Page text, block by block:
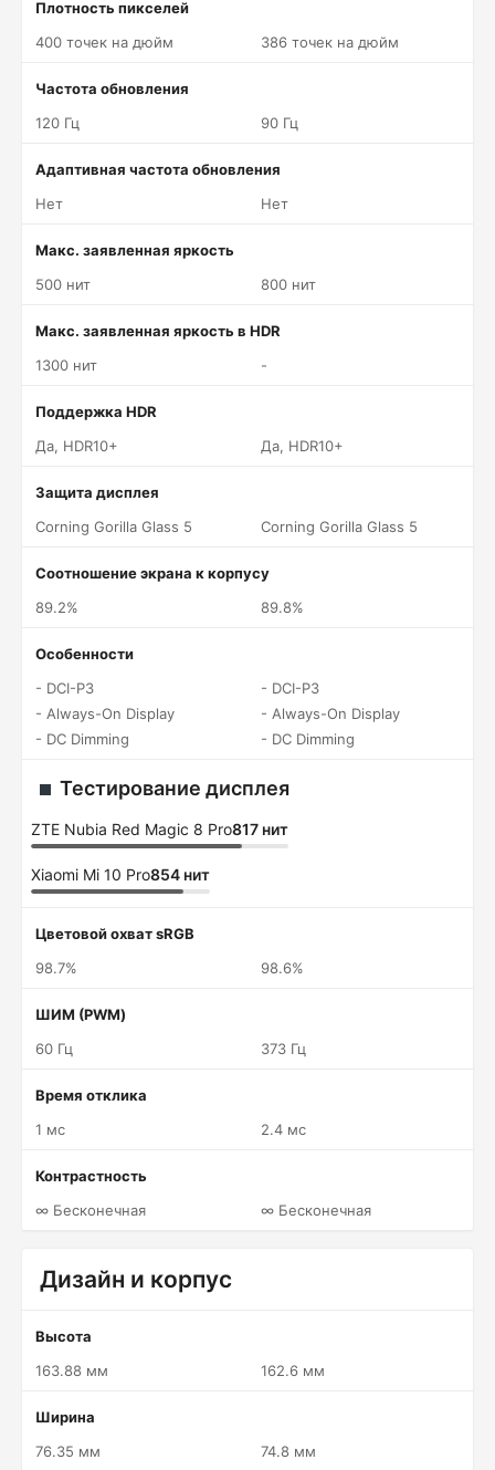
Плотность пикселей
400 точек на дюйм
386 точек на дюйм
Частота обновления
120 Гц
90 Гц
Адаптивная частота обновления
Нет
Нет
Макс. заявленная яркость
500 нит
800 нит
Макс. заявленная яркость в HDR
1300 нит
-
Поддержка HDR
Да, HDR10+
Да, HDR10+
Защита дисплея
Corning Gorilla Glass 5
Corning Gorilla Glass 5
Соотношение экрана к корпусу
89.2%
89.8%
Особенности
- DCI-P3
- Always-On Display
- DC Dimming
- DCI-P3
- Always-On Display
- DC Dimming
Тестирование дисплея
ZTE Nubia Red Magic 8 Pro817 нит
Xiaomi Mi 10 Pro854 нит
Цветовой охват sRGB
98.7%
98.6%
ШИМ (PWM)
60 Гц
373 Гц
Время отклика
1 мс
2.4 мс
Контрастность
∞ Бесконечная
∞ Бесконечная
Дизайн и корпус
Высота
163.88 мм
162.6 мм
Ширина
76.35 мм
74.8 мм